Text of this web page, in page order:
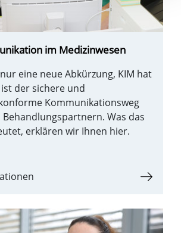
im Medizinwesen
eine neue Abkürzung, KIM hat
ist der sichere und
Kommunikationsweg
Was das
erklären wir Ihnen hier.